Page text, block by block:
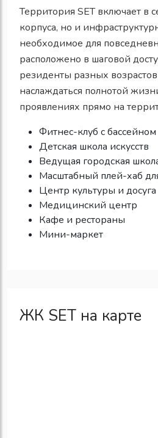
Территория SET включает в
корпуса, но и
необходимое для
расположено в шаговой
резиденты разных возрастов
наслаждаться полнотой
проявлениях прямо на
Фитнес-клуб с бассейном
Детская школа искусств
Ведущая городская
Масштабный плей-хаб
Центр культуры и досуга
Медицинский центр
Кафе и рестораны
Мини-маркет
ЖК SET на карте